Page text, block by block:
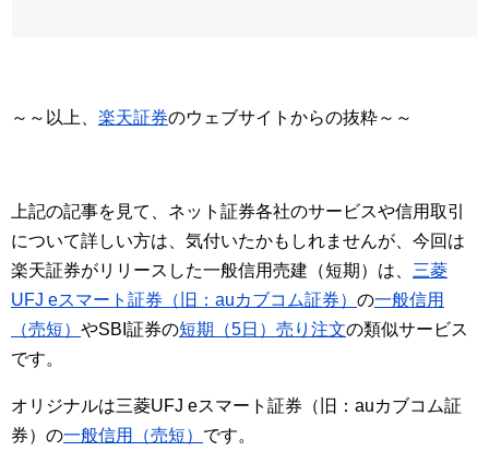
～～以上、 楽天証券のウェブサイトからの抜粋～～
上記の記事を見て、ネット証券各社のサービスや信用取引
について詳しい方は、気付いたかもしれませんが、今回は
楽天証券がリリースした一般信用売建（短期）は、 三菱
UFJ eスマート証券（旧：auカブコム証券） の一般信用
（売短） やSBI証券の短期（5日）売り注文の類似サービス
です。
オリジナルは三菱UFJ eスマート証券（旧：auカブコム証
券）の一般信用（売短） です。